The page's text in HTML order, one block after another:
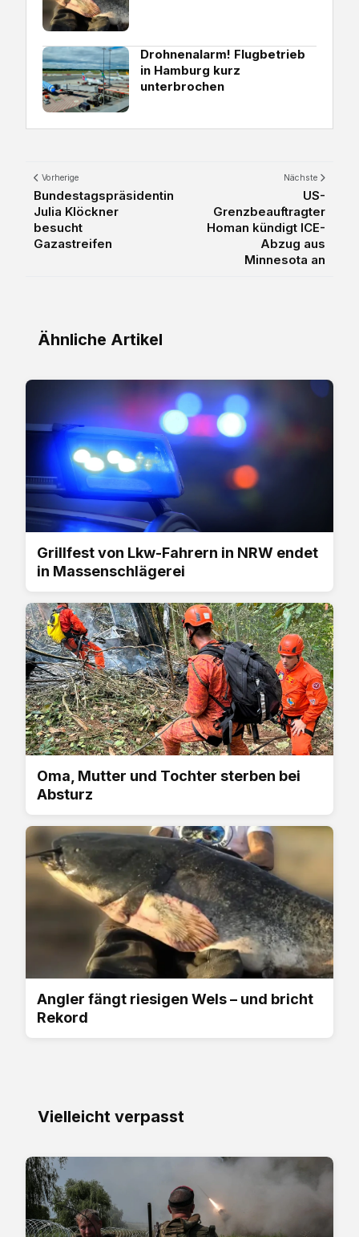
Drohnenalarm! Flugbetrieb
in Hamburg kurz
unterbrochen
Vorherige
Bundestagspräsidentin
Julia Klöckner
besucht
Gazastreifen
Nächste
US-
Grenzbeauftragter
Homan kündigt ICE-
Abzug aus
Minnesota an
Ähnliche Artikel
Grillfest von Lkw-Fahrern in NRW endet
in Massenschlägerei
Oma, Mutter und Tochter sterben bei
Absturz
Angler fängt riesigen Wels – und bricht
Rekord
Vielleicht verpasst